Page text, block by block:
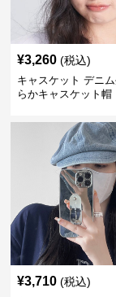
¥3,260 (税込)
キャスケット デニ
らかキャスケット帽
¥3,710 (税込)